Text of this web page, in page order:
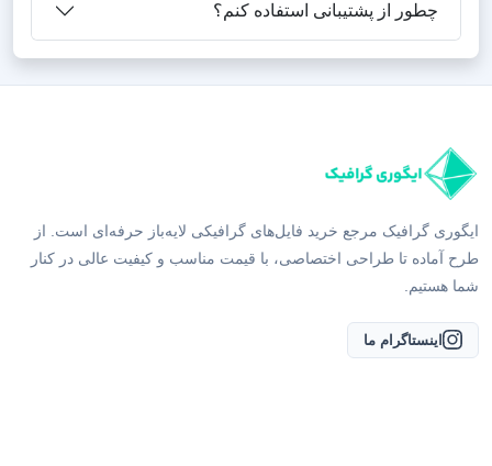
چطور از پشتیبانی استفاده کنم؟
ایگوری گرافیک مرجع خرید فایل‌های گرافیکی لایه‌باز حرفه‌ای است. از
طرح آماده تا طراحی اختصاصی، با قیمت مناسب و کیفیت عالی در کنار
شما هستیم.
اینستاگرام ما